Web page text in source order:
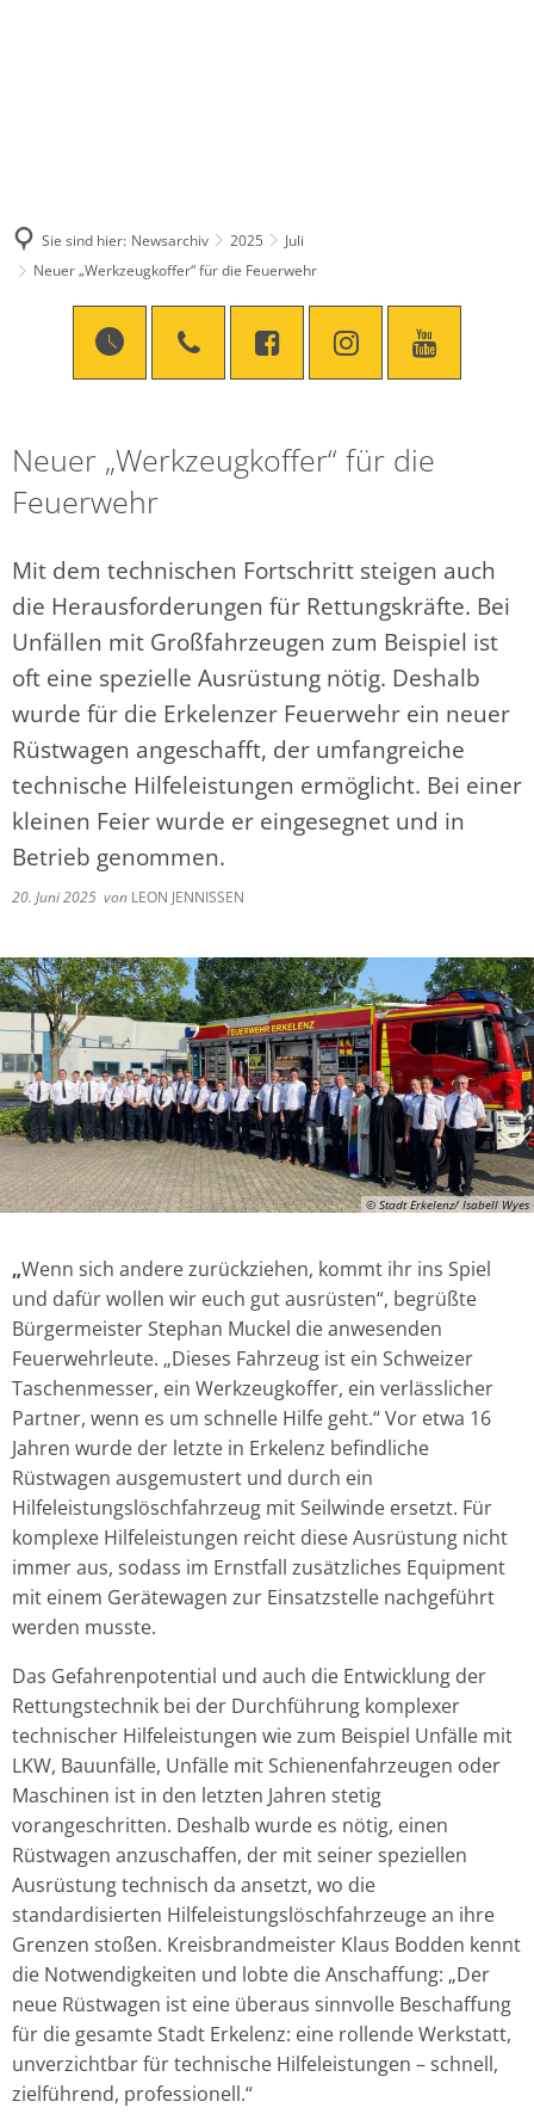
Sie sind hier: Newsarchiv 2025
Juli
Neuer „Werkzeugkoffer“ für die Feuerwehr
Neuer „Werkzeugkoffer“ für die
Feuerwehr
Mit dem technischen Fortschritt steigen auch
die Herausforderungen für Rettungskräfte. Bei
Unfällen mit Großfahrzeugen zum Beispiel ist
oft eine spezielle Ausrüstung nötig. Deshalb
wurde für die Erkelenzer Feuerwehr ein neuer
Rüstwagen angeschafft, der umfangreiche
technische Hilfeleistungen ermöglicht. Bei einer
kleinen Feier wurde er eingesegnet und in
Betrieb genommen.
20. Juni 2025 von LEON JENNISSEN
© Stadt Erkelenz/ Isabell Wyes
„Wenn sich andere zurückziehen, kommt ihr ins Spiel
und dafür wollen wir euch gut ausrüsten“, begrüßte
Bürgermeister Stephan Muckel die anwesenden
Feuerwehrleute. „Dieses Fahrzeug ist ein Schweizer
Taschenmesser, ein Werkzeugkoffer, ein verlässlicher
Partner, wenn es um schnelle Hilfe geht.“ Vor etwa 16
Jahren wurde der letzte in Erkelenz befindliche
Rüstwagen ausgemustert und durch ein
Hilfeleistungslöschfahrzeug mit Seilwinde ersetzt. Für
komplexe Hilfeleistungen reicht diese Ausrüstung nicht
immer aus, sodass im Ernstfall zusätzliches Equipment
mit einem Gerätewagen zur Einsatzstelle nachgeführt
werden musste.
Das Gefahrenpotential und auch die Entwicklung der
Rettungstechnik bei der Durchführung komplexer
technischer Hilfeleistungen wie zum Beispiel Unfälle mit
LKW, Bauunfälle, Unfälle mit Schienenfahrzeugen oder
Maschinen ist in den letzten Jahren stetig
vorangeschritten. Deshalb wurde es nötig, einen
Rüstwagen anzuschaffen, der mit seiner speziellen
Ausrüstung technisch da ansetzt, wo die
standardisierten Hilfeleistungslöschfahrzeuge an ihre
Grenzen stoßen. Kreisbrandmeister Klaus Bodden kennt
die Notwendigkeiten und lobte die Anschaffung: „Der
neue Rüstwagen ist eine überaus sinnvolle Beschaffung
für die gesamte Stadt Erkelenz: eine rollende Werkstatt,
unverzichtbar für technische Hilfeleistungen – schnell,
zielführend, professionell.“